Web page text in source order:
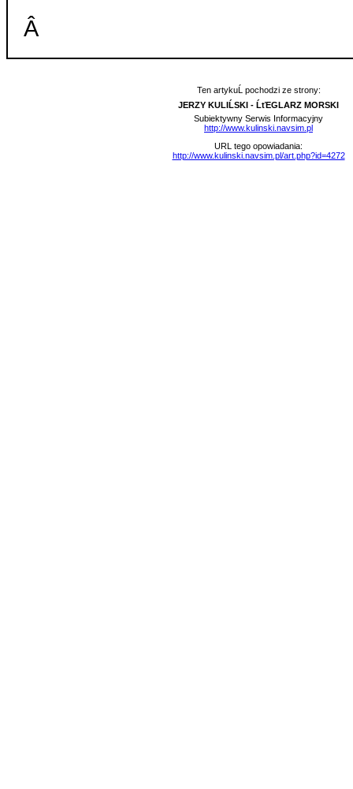
Â
Ten artykuĹ pochodzi ze strony:
JERZY KULIĹSKI - ĹťEGLARZ MORSKI
Subiektywny Serwis Informacyjny
http://www.kulinski.navsim.pl
URL tego opowiadania:
http://www.kulinski.navsim.pl/art.php?id=4272